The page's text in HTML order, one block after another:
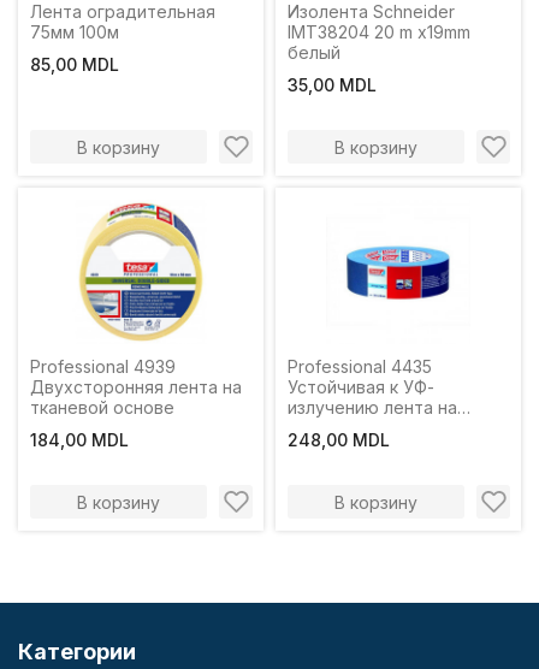
Лента оградительная
75мм 100м
85,00 MDL
В корзину
Изолента Schneider
IMT38204 20 m x19mm
белый
35,00 MDL
В корзину
Professional 4939
Двухсторонняя лента на
тканевой основе
184,00 MDL
В корзину
Professional 4435
Устойчивая к УФ-
излучению лента на
248,00 MDL
В корзину
Категории